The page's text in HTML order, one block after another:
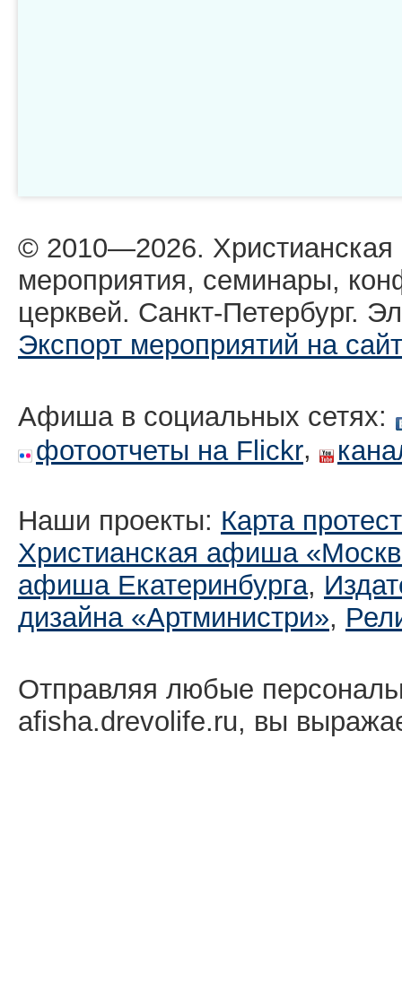
© 2010—2026.
мероприятия, семинары,
церквей. Санкт-Петербург.
Экспорт мероприятий на сайт
Афиша в социальных сетях:
фотоотчеты на Flickr,
Наши проекты: Карта
Христианская афиша
афиша Екатеринбургa,
дизайна «Артминистри»,
Отправляя любые
afisha.drevolife.ru, вы